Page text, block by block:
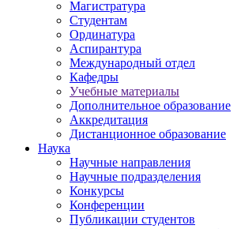
Магистратура
Студентам
Ординатура
Аспирантура
Международный отдел
Кафедры
Учебные материалы
Дополнительное образование
Аккредитация
Дистанционное образование
Наука
Научные направления
Научные подразделения
Конкурсы
Конференции
Публикации студентов